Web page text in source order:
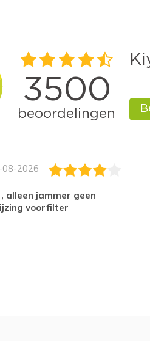
08-2026
voorfilter